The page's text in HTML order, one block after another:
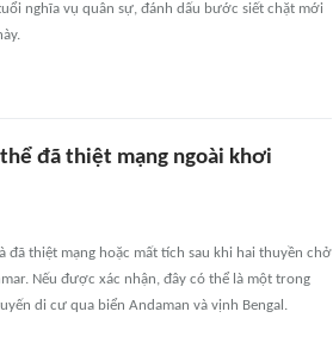
nghĩa vụ quân sự, đánh dấu bước siết chặt mới
đã thiệt mạng ngoài khơi
thiệt mạng hoặc mất tích sau khi hai thuyền chở
Nếu được xác nhận, đây có thể là một trong
di cư qua biển Andaman và vịnh Bengal.